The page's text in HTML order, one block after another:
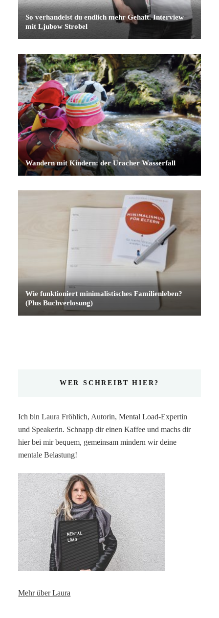
So verhandelst du endlich mehr Gehalt. Interview
mit Ljubow Strobel
Wandern mit Kindern: der Uracher Wasserfall
Wie funktioniert minimalistisches Familienleben?
(Plus Buchverlosung)
WER SCHREIBT HIER?
Ich bin Laura Fröhlich, Autorin, Mental Load-Expertin
und Speakerin. Schnapp dir einen Kaffee und machs dir
hier bei mir bequem, gemeinsam mindern wir deine
mentale Belastung!
Mehr über Laura